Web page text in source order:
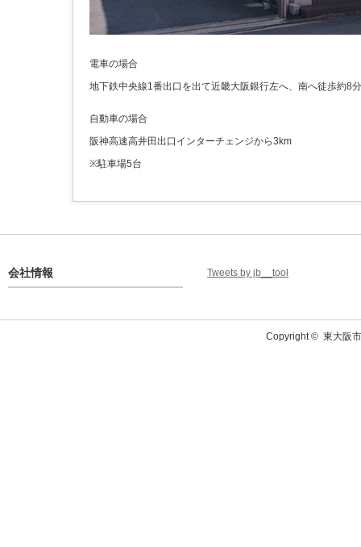
電車の場合
地下鉄中央線1番出口を出て近畿大阪銀行左へ、南へ徒歩約8
自動車の場合
阪神高速高井田出口インターチェンジから3km
※駐車場5台
会社情報 Tweets by jb__tool
Copyright © 東大阪